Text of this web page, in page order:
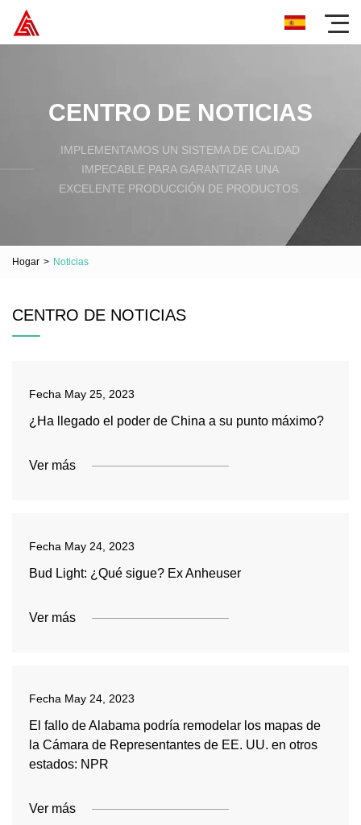
CENTRO DE NOTICIAS
IMPLEMENTAMOS UN SISTEMA DE CALIDAD
IMPECABLE PARA GARANTIZAR UNA
EXCELENTE PRODUCCIÓN DE PRODUCTOS.
Hogar > Noticias
CENTRO DE NOTICIAS
Fecha May 25, 2023
¿Ha llegado el poder de China a su punto máximo?
Ver más
Fecha May 24, 2023
Bud Light: ¿Qué sigue? Ex Anheuser
Ver más
Fecha May 24, 2023
El fallo de Alabama podría remodelar los mapas de
la Cámara de Representantes de EE. UU. en otros
estados: NPR
Ver más